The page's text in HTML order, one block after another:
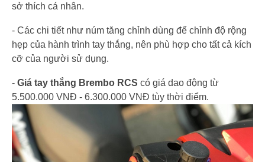
sở thích cá nhân.
- Các chi tiết như núm tăng chỉnh dùng để chỉnh độ rộng
hẹp của hành trình tay thắng, nên phù hợp cho tất cả kích
cỡ của người sử dụng.
- Giá tay thắng Brembo RCS có giá dao động từ
5.500.000 VNĐ - 6.300.000 VNĐ tùy thời điểm.